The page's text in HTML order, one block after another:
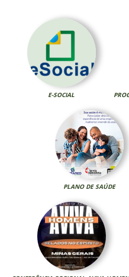
E-SOCIAL
PLANO DE SAÚDE